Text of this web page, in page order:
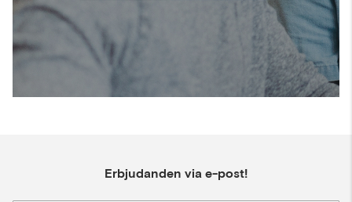
Erbjudanden via e-post!